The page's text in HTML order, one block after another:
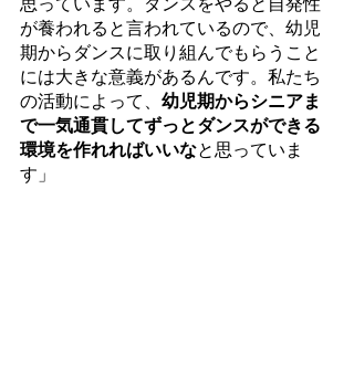
が養われると言われているので、幼児
期からダンスに取り組んでもらうこと
には大きな意義があるんです。私たち
の活動によって、 幼児期からシニアま
で一気通貫してずっとダンスができる
環境を作れればいいなと思っていま
す」